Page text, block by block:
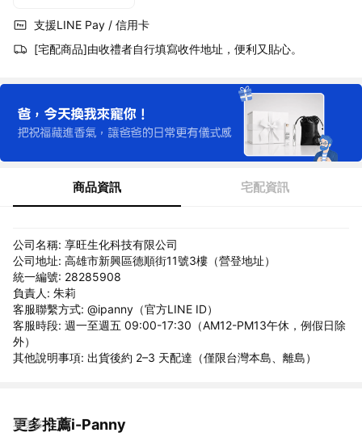
支援LINE Pay / 信用卡
[宅配商品]由收禮者自行填寫收件地址，便利又貼心。
商品資訊 宅配資訊
公司名稱: 享旺生化科技有限公司
公司地址: 高雄市新興區德順街11號3樓（營登地址）
統一編號: 28285908
負責人: 朱莉
客服聯繫方式: @ipanny（官方LINE ID）
客服時段: 週一至週五 09:00-17:30（AM12-PM13午休，例假日除
外）
其他說明事項: 出貨後約 2–3 天配達（僅限台灣本島、離島）
更多推薦i-Panny
看更多